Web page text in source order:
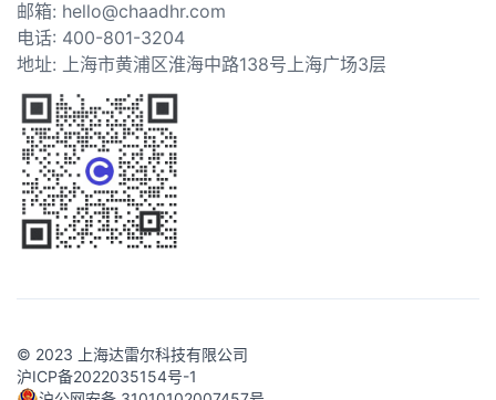
邮箱: hello@chaadhr.com
电话: 400-801-3204
地址: 上海市黄浦区淮海中路138号上海广场3层
© 2023 上海达雷尔科技有限公司
沪ICP备2022035154号-1